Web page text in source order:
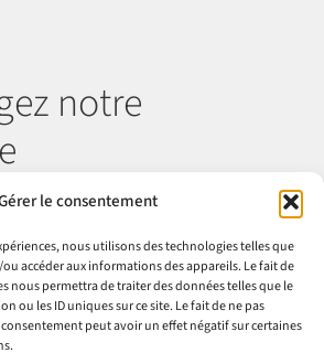
le consentement
nous utilisons des technologies telles que
accéder aux informations des appareils. Le fait de
nous permettra de traiter des données telles que le
ou les ID uniques sur ce site. Le fait de ne pas
peut avoir un effet négatif sur certaines
notre